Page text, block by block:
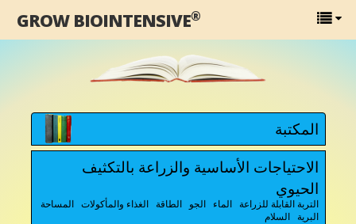
GROW BIOINTENSIVE®
المكتبة
الاحتياجات الأساسية والزراعة بالتكثيف
الحيوي
التربة القابلة للزراعة الماء الجو الطاقة الغذاء والمأكولات المساحة
البرية السلام